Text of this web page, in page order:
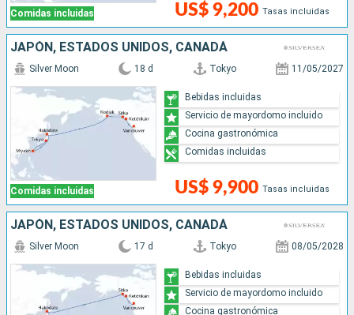
Comidas incluidas US$ 9,200 Tasas incluidas
JAPÓN, ESTADOS UNIDOS, CANADÁ
Comidas incluidas
Silver Moon 18 d Tokyo 11/05/2027
US$ 9,900 Tasas incluidas
Bebidas incluidas
Servicio de mayordomo incluido
Cocina gastronómica
Comidas incluidas
JAPÓN, ESTADOS UNIDOS, CANADÁ
Silver Moon 17 d Tokyo 08/05/2028
Bebidas incluidas
Servicio de mayordomo incluido
Cocina gastronómica